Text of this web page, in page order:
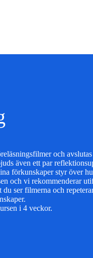
och avslutas
även ett par
förkunskaper styr över
och vi rekommenderar
du ser filmerna och
i 4 veckor.